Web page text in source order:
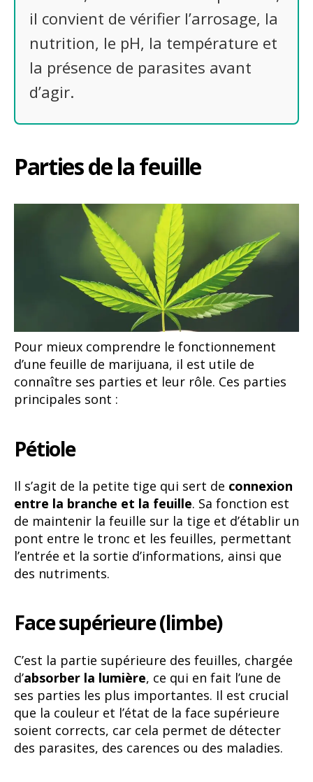
il convient de vérifier l’arrosage, la
nutrition, le pH, la température et
la présence de parasites avant
d’agir.
Parties de la feuille
Pour mieux comprendre le fonctionnement
d’une feuille de marijuana, il est utile de
connaître ses parties et leur rôle. Ces parties
principales sont :
Pétiole
Il s’agit de la petite tige qui sert de connexion
entre la branche et la feuille. Sa fonction est
de maintenir la feuille sur la tige et d’établir un
pont entre le tronc et les feuilles, permettant
l’entrée et la sortie d’informations, ainsi que
des nutriments.
Face supérieure (limbe)
C’est la partie supérieure des feuilles, chargée
d’absorber la lumière, ce qui en fait l’une de
ses parties les plus importantes. Il est crucial
que la couleur et l’état de la face supérieure
soient corrects, car cela permet de détecter
des parasites, des carences ou des maladies.